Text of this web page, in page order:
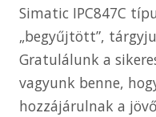
Simatic IPC847C
„begyűjtött”,
Gratulálunk a
vagyunk benne,
hozzájárulnak a